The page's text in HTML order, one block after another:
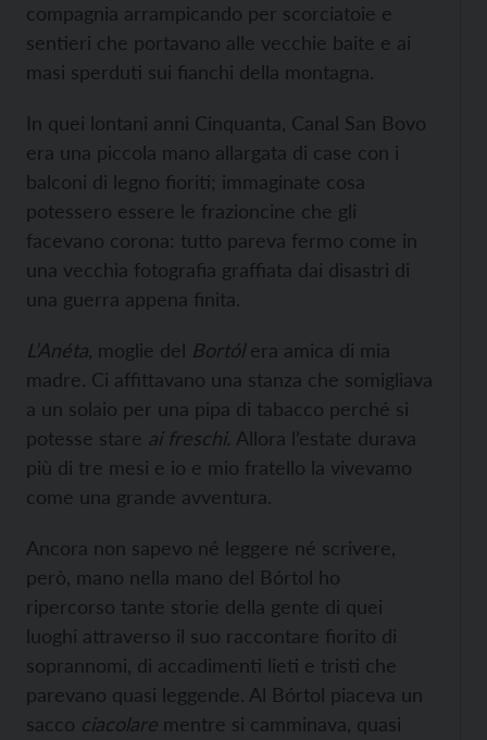
compagnia arrampicando per scorciatoie e
sentieri che portavano alle vecchie baite e ai
masi sperduti sui fianchi della montagna.
In quei lontani anni Cinquanta, Canal San Bovo
era una piccola mano allargata di case con i
balconi di legno fioriti; immaginate cosa
potessero essere le frazioncine che gli
facevano corona: tutto pareva fermo come in
una vecchia fotografia graffiata dai disastri di
una guerra appena finita.
L’Anéta , moglie del Bortólera amica di mia
madre. Ci affittavano una stanza che somigliava
a un solaio per una pipa di tabacco perché si
potesse stare ai freschi. Allora l’estate durava
più di tre mesi e io e mio fratello la vivevamo
come una grande avventura.
Ancora non sapevo né leggere né scrivere,
però, mano nella mano del Bórtol ho
ripercorso tante storie della gente di quei
luoghi attraverso il suo raccontare fiorito di
soprannomi, di accadimenti lieti e tristi che
parevano quasi leggende. Al Bórtol piaceva un
sacco ciacolare mentre si camminava, quasi